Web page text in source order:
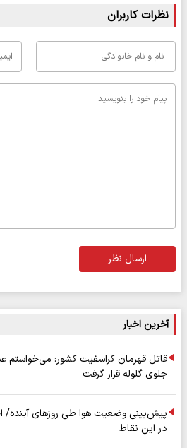
نظرات کاربران
ارسال نظر
آخرین اخبار
قاتل قهرمان کراسفیت کشور: می‌خواستم
جلوی گلوله قرار گرفت
پیش‌بینی وضعیت هوا طی روزهای آینده/
در این نقاط